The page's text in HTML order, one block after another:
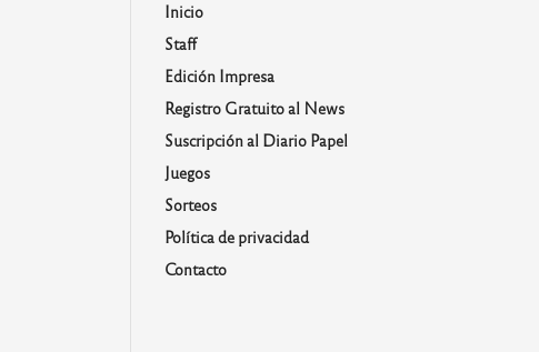
Inicio
Staff
Edición Impresa
Registro Gratuito al News
Suscripción al Diario Papel
Juegos
Sorteos
Política de privacidad
Contacto